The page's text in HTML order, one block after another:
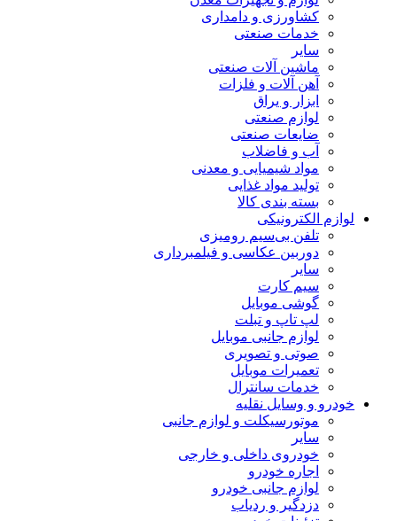
کشاورزی و دامداری
خدمات صنعتی
سایر
ماشین آلات صنعتی
آهن آلات و فلزات
ابزار و یراق
لوازم صنعتی
ضایعات صنعتی
آب و فاضلاب
مواد شیمیایی و معدنی
تولید مواد غذایی
بسته بندی کالا
لوازم الکترونیکی
تلفن بی‌سیم رومیزی
دوربین عکاسی و فیلمبرداری
سایر
سیم کارت
گوشی موبایل
لپ تاپ و تبلت
لوازم جانبی موبایل
صوتی و تصویری
تعمیرات موبایل
خدمات سانترال
خودرو و وسایل نقلیه
موتورسیکلت و لوازم جانبی
سایر
خودروی داخلی و خارجی
اجاره خودرو
لوازم جانبی خودرو
دزدگیر و ردیاب